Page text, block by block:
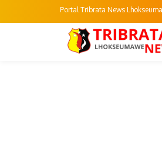
Portal Tribrata News